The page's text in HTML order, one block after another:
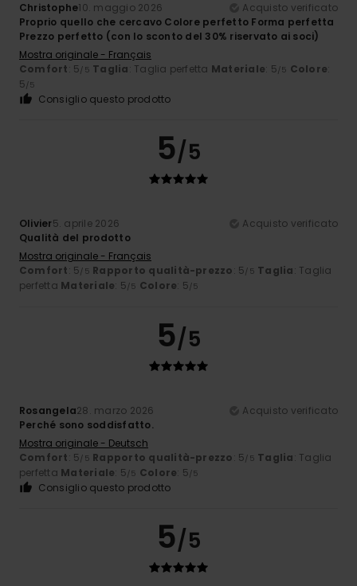
Christophe10. maggio 2026
Acquisto verificato
Proprio quello che cercavo Colore perfetto Forma perfetta
Prezzo perfetto (con lo sconto del 30% riservato ai soci)
Mostra originale - Français
Comfort: 5/5 Taglia: Taglia perfetta Materiale: 5/5 Colore:
5/5
Consiglio questo prodotto
5/5
Olivier5. aprile 2026
Acquisto verificato
Qualità del prodotto
Mostra originale - Français
Comfort: 5/5 Rapporto qualità-prezzo: 5/5 Taglia: Taglia
perfetta Materiale: 5/5 Colore: 5/5
5/5
Rosangela28. marzo 2026
Acquisto verificato
Perché sono soddisfatto.
Mostra originale - Deutsch
Comfort: 5/5 Rapporto qualità-prezzo: 5/5 Taglia: Taglia
perfetta Materiale: 5/5 Colore: 5/5
Consiglio questo prodotto
5/5